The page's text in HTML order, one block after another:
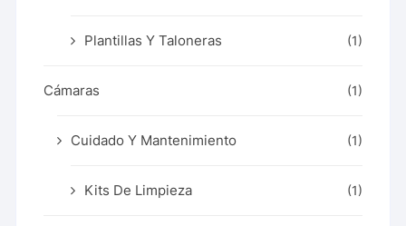
Plantillas Y Taloneras (1)
Cámaras (1)
Cuidado Y Mantenimiento (1)
Kits De Limpieza (1)